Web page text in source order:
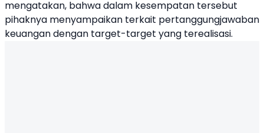
mengatakan, bahwa dalam kesempatan tersebut
pihaknya menyampaikan terkait pertanggungjawaban
keuangan dengan target-target yang terealisasi.